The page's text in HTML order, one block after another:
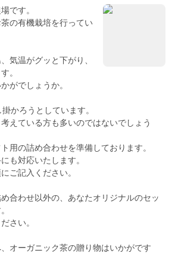
です。
の有機栽培を行ってい
気温がグッと下がり、
。
がでしょうか。
かろうとしています。
えている方も多いのではないでしょう
用の詰め合わせを準備しております。
も対応いたします。
ご記入ください。
合わせ以外の、あなたオリジナルのセッ
さい。
オーガニック茶の贈り物はいかがです